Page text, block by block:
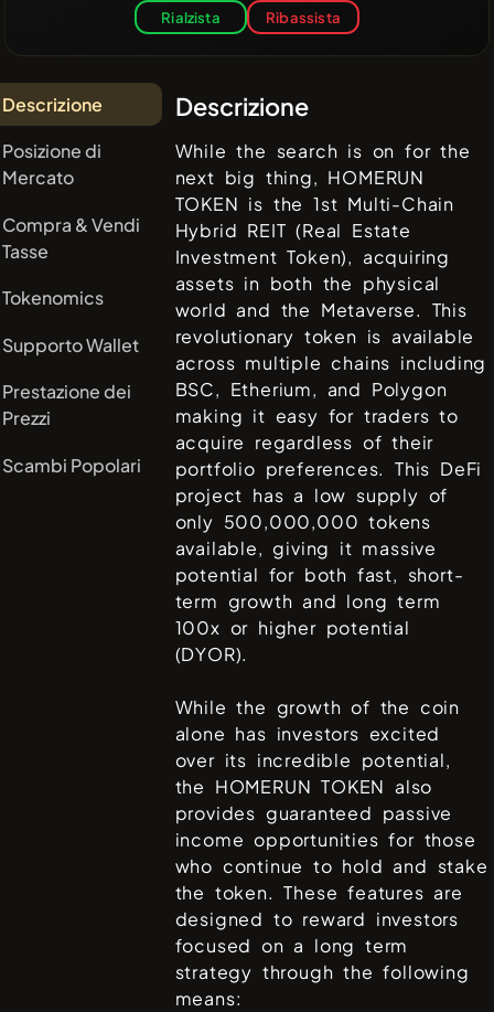
Rialzista Ribassista
Descrizione
Posizione di
Mercato
Compra & Vendi
Tasse
Tokenomics
Supporto Wallet
Prestazione dei
Prezzi
Scambi Popolari
Descrizione
While the search is on for the
next big thing, HOMERUN
TOKEN is the 1st Multi-Chain
Hybrid REIT (Real Estate
Investment Token), acquiring
assets in both the physical
world and the Metaverse. This
revolutionary token is available
across multiple chains including
BSC, Etherium, and Polygon
making it easy for traders to
acquire regardless of their
portfolio preferences. This DeFi
project has a low supply of
only 500,000,000 tokens
available, giving it massive
potential for both fast, short-
term growth and long term
100x or higher potential
(DYOR).
While the growth of the coin
alone has investors excited
over its incredible potential,
the HOMERUN TOKEN also
provides guaranteed passive
income opportunities for those
who continue to hold and stake
the token. These features are
designed to reward investors
focused on a long term
strategy through the following
means: